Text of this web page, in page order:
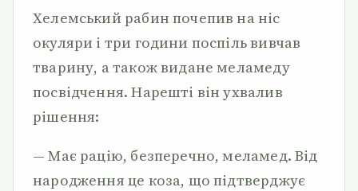
Хелемський рабин почепив на ніс
окуляри і три години поспіль вивчав
тварину, а також видане меламеду
посвідчення. Нарешті він ухвалив
рішення:
— Має рацію, безперечно, меламед. Від
народження це коза, що підтверджує